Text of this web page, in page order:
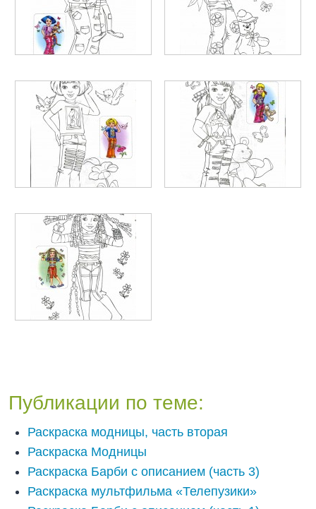
Публикации по теме:
Раскраска модницы, часть вторая
Раскраска Модницы
Раскраска Барби с описанием (часть 3)
Раскраска мультфильма «Телепузики»